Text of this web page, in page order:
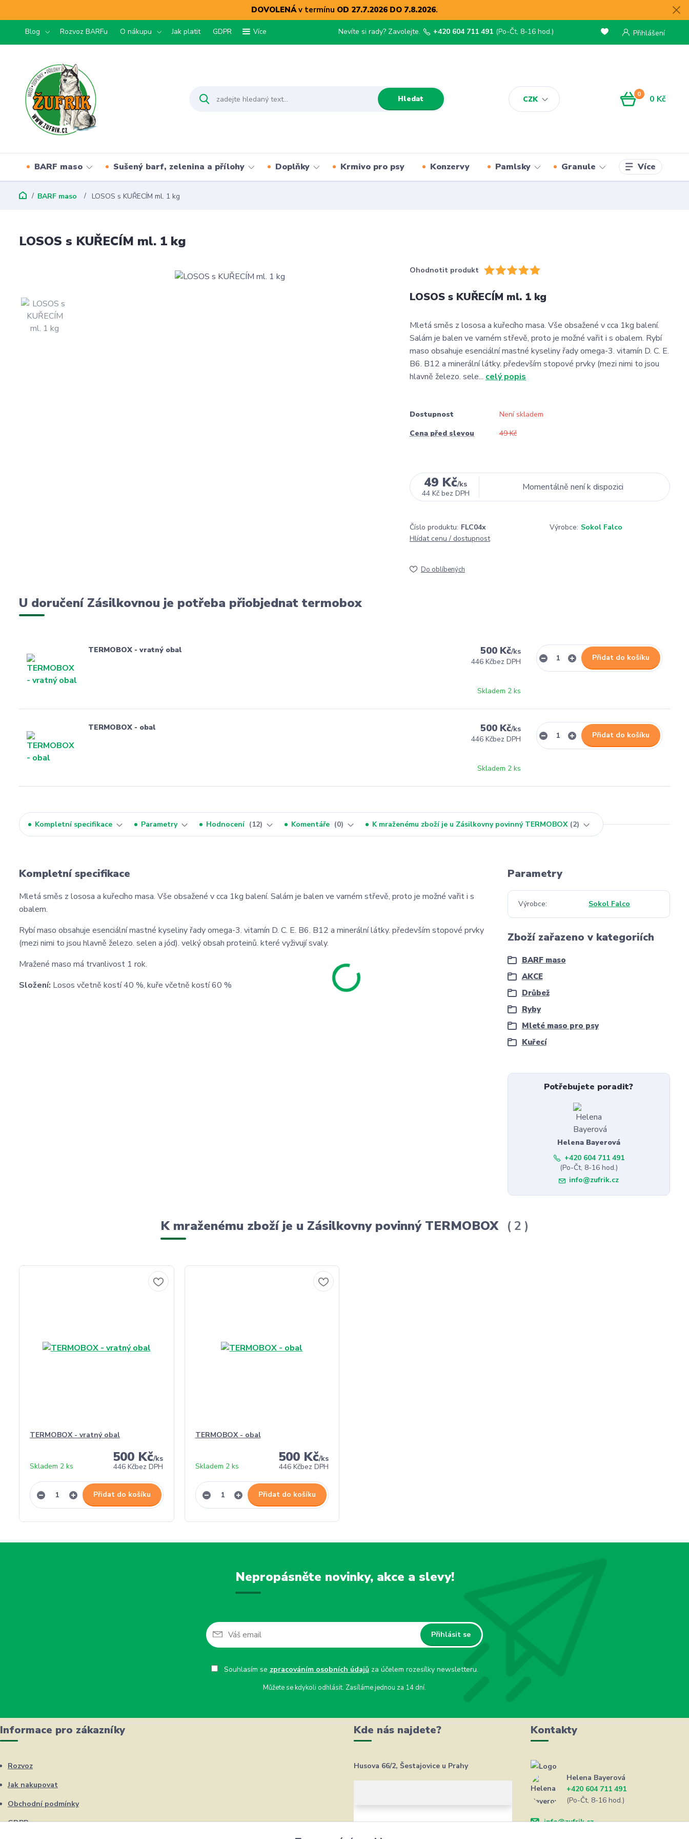
DOVOLENÁv termínu OD 27.7.2026 DO 7.8.2026.
Blog Rozvoz BARFu O nákupu Jak platit GDPR Více
CZK
Přihlášení
Hledat
Nevíte si rady? Zavolejte. +420 604 711 491 (Po-Čt, 8-16 hod.)
0 0 Kč
BARF maso Sušený barf, zelenina a přílohy Doplňky Krmivo pro psy Konzervy Pamlsky Granule Více
BARF maso LOSOS s KUŘECÍM ml. 1 kg
LOSOS s KUŘECÍM ml. 1 kg
Ohodnotit produkt
LOSOS s KUŘECÍM ml. 1 kg
Mletá směs z lososa a kuřecího masa. Vše obsažené v cca 1kg balení.
Salám je balen ve varném střevě, proto je možné vařit i s obalem. Rybí
maso obsahuje esenciální mastné kyseliny řady omega-3. vitamín D. C. E.
B6. B12 a minerální látky. především stopové prvky (mezi nimi to jsou
hlavně železo. sele... celý popis
Dostupnost
Není skladem
Cena před slevou
49 Kč
49 Kč/ks
44 Kč bez DPH
Momentálně není k dispozici
Číslo produktu: FLC04x Výrobce: Sokol Falco
Hlídat cenu / dostupnost
Do oblíbených
U doručení Zásilkovnou je potřeba přiobjednat termobox
TERMOBOX - vratný obal 500 Kč/ks
446 Kčbez DPH
Skladem 2 ks
Přidat do košíku
TERMOBOX - obal 500 Kč/ks
446 Kčbez DPH
Skladem 2 ks
Přidat do košíku
Kompletní specifikace Parametry Hodnocení 12 Komentáře 0 K mraženému zboží je u Zásilkovny povinný TERMOBOX 2
Kompletní specifikace
Mletá směs z lososa a kuřecího masa. Vše obsažené v cca 1kg balení. Salám je balen ve varném střevě, proto je možné vařit i s
obalem.
Rybí maso obsahuje esenciální mastné kyseliny řady omega-3. vitamín D. C. E. B6. B12 a minerální látky. především stopové prvky
(mezi nimi to jsou hlavně železo. selen a jód). velký obsah proteinů. které vyživují svaly.
Mražené maso má trvanlivost 1 rok.
Složení: Losos včetně kostí 40 %, kuře včetně kostí 60 %
Parametry
Výrobce Sokol Falco
Zboží zařazeno v kategoriích
BARF maso
AKCE
Drůbež
Ryby
Mleté maso pro psy
Kuřecí
Potřebujete poradit?
Helena Bayerová
+420 604 711 491
(Po-Čt, 8-16 hod.)
info@zufrik.cz
K mraženému zboží je u Zásilkovny povinný TERMOBOX 2
TERMOBOX - vratný obal
500 Kč/ks
446 Kčbez DPH
Skladem 2 ks
Přidat do košíku
TERMOBOX - obal
500 Kč/ks
446 Kčbez DPH
Skladem 2 ks
Přidat do košíku
Nepropásněte novinky, akce a slevy!
Přihlásit se
Souhlasím se zpracováním osobních údajůza účelem rozesílky newsletteru.
Můžete se kdykoli odhlásit. Zasíláme jednou za 14 dní.
Informace pro zákazníky
Rozvoz
Jak nakupovat
Obchodní podmínky
GDPR
Kde nás najdete?
Husova 66/2, Šestajovice u Prahy
Kontakty
Helena Bayerová
+420 604 711 491
(Po-Čt, 8-16 hod.)
info@zufrik.cz